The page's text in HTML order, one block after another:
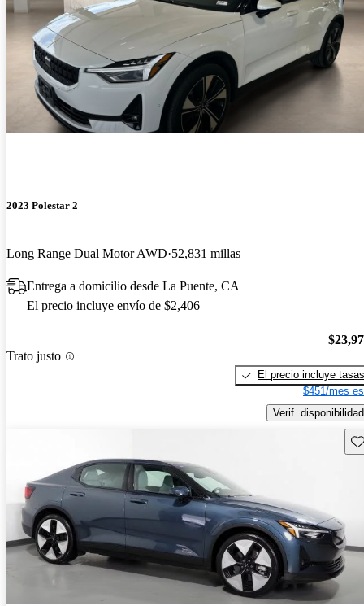
2023 Polestar 2
Long Range Dual Motor AWD 52,831 millas
Entrega a domicilio desde La Puente, CA
El precio incluye envío de $2,406
Trato justo
El precio incluye tasas
$451/mes
Verif. disponibilidad